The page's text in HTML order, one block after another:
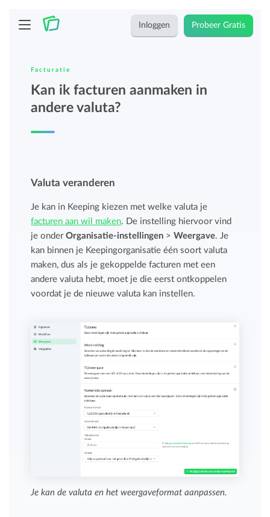
Inloggen Probeer Gratis
Facturatie
Kan ik facturen aanmaken in
andere valuta?
Valuta veranderen
Je kan in Keeping kiezen met welke valuta je
facturen aan wil maken. De instelling hiervoor vind
je onderOrganisatie-instellingen >Weergave. Je
kan binnen je Keepingorganisatie één soort valuta
maken, dus als je gekoppelde facturen met een
andere valuta hebt, moet je die eerst ontkoppelen
voordat je de nieuwe valuta kan instellen.
Je kan de valuta en het weergaveformat aanpassen.